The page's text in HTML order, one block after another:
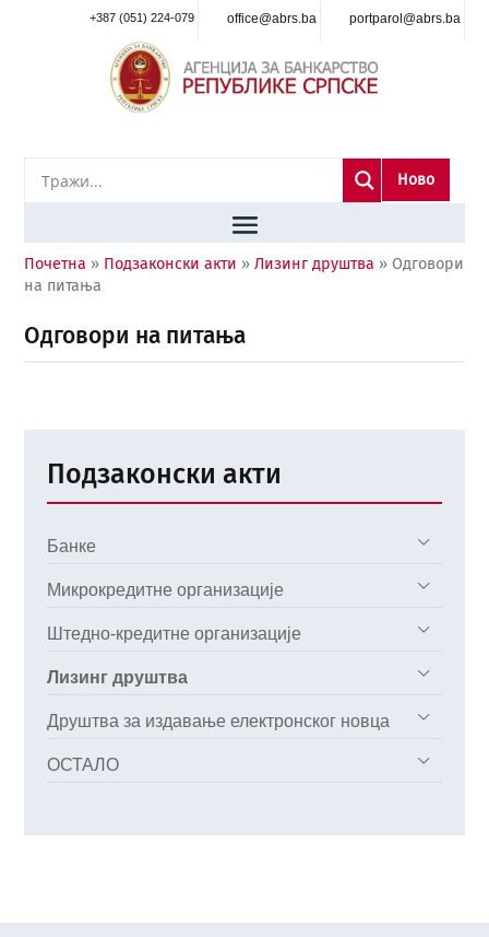
+387 (051) 224-079 office@abrs.ba portparol@abrs.ba
Ново
Почетна » Подзаконски акти »Лизинг друштва » Одговори
на питања
Одговори на питања
Подзаконски акти
Банке
Микрокредитне организације
Штедно-кредитне организације
Лизинг друштва
Друштва за издавање електронског новца
ОСТАЛО